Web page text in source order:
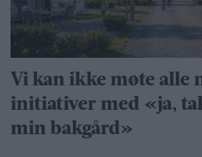
Vi kan ikke møte
initiativer med «ja,
min bakgård»